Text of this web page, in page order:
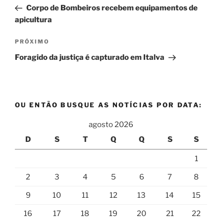
Post
anterior
Corpo de Bombeiros recebem equipamentos de
apicultura
Próximo
post
PRÓXIMO
Foragido da justiça é capturado em Italva
OU ENTÃO BUSQUE AS NOTÍCIAS POR DATA:
agosto 2026
D
S T Q Q S S
1
2 3 4 5 6 7 8
9 10 11 12 13 14 15
16 17 18 19 20 21 22